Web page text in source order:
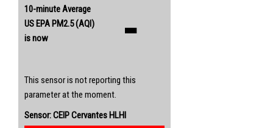
10-minute Average
US EPA PM2.5 (AQI)
is now
-
This sensor is not reporting this
parameter at the moment.
Sensor: CEIP Cervantes HLHI